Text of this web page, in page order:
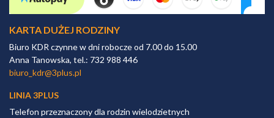
KARTA DUŻEJ RODZINY
Biuro KDR czynne w dni robocze od 7.00 do 15.00
Anna Tanowska, tel.: 732 988 446
biuro_kdr@3plus.pl
LINIA 3PLUS
Telefon przeznaczony dla rodzin wielodzietnych